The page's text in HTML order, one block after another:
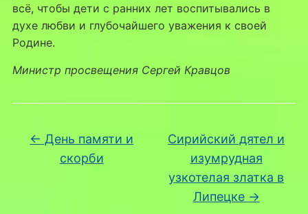
всё, чтобы дети с ранних лет воспитывались в
духе любви и глубочайшего уважения к своей
Родине.
Министр просвещения Сергей Кравцов
← День памяти и
скорби
Сирийский дятел и
изумрудная
узкотелая златка в
Липецке →